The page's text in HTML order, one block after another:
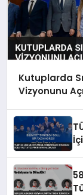
Kutuplarda
Vizyonunu